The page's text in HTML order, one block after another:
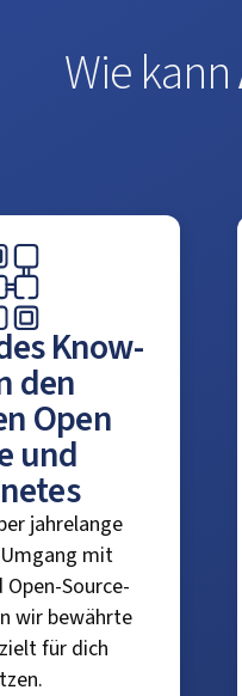
Wie kann
Know-
den
Open
und
jahrelange
mit
Source-
wir bewährte
für dich